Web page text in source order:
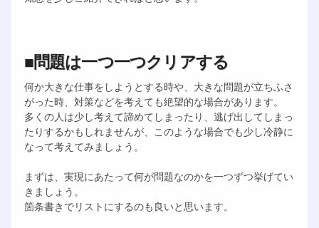
■問題は一つ一つクリアする
何か大きな仕事をしようとする時や、大きな問題が立ちふさ
がった時、対策などを考えても絶望的な場合があります。
多くの人は少し考えて諦めてしまったり、逃げ出してしまっ
たりするかもしれませんが、このような場合でも少し冷静に
なって考えてみましょう。
まずは、実現にあたって何が問題なのかを一つずつ挙げてい
きましょう。
箇条書きでリストにするのも良いと思います。